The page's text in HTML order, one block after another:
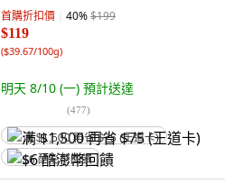
首購折扣價 40%$199
$119
($39.67/100g)
明天 8/10 (一) 預計送達
(477)
满 $1,500 再省 $75 (王道卡)
$6 酷澎幣回饋